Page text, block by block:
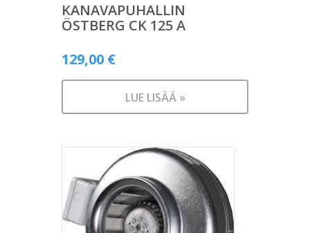
KANAVAPUHALLIN
ÖSTBERG CK 125 A
129,00 €
LUE LISÄÄ »